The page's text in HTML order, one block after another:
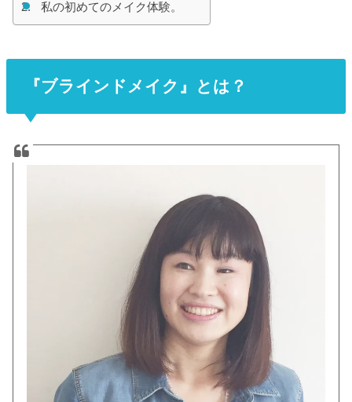
私の初めてのメイク体験。
『ブラインドメイク』とは？